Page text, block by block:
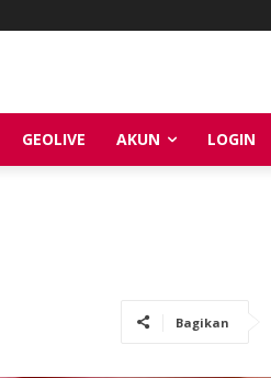
GEOLIVE AKUN LOGIN
Bagikan